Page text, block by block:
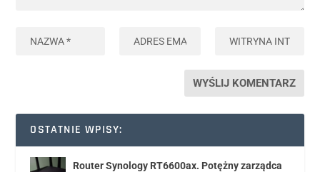
OSTATNIE WPISY:
Router Synology RT6600ax. Potężny zarządca